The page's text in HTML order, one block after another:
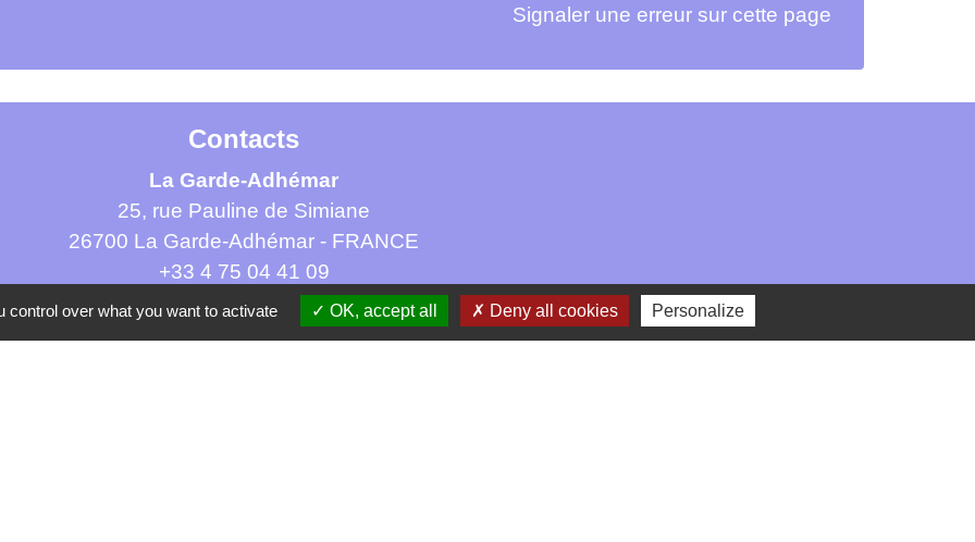
Signaler une erreur sur cette page
Contacts
La Garde-Adhémar
25, rue Pauline de Simiane
26700 La Garde-Adhémar - FRANCE
+33 4 75 04 41 09
Contact par formulaire
over what you want to activate OK, accept all Deny all cookies Personalize